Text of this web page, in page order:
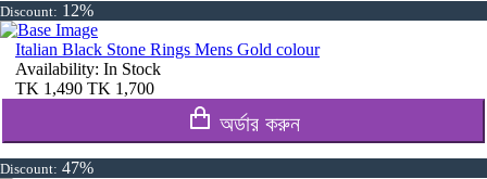
Discount: 12%
Italian Black Stone Rings Mens Gold colour
Availability: In Stock
TK 1,490 TK 1,700
অর্ডার করুন
Discount: 47%